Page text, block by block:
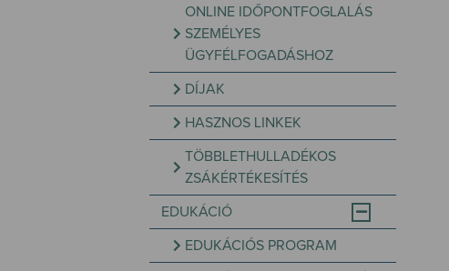
ONLINE IDŐPONTFOGLALÁS
SZEMÉLYES
ÜGYFÉLFOGADÁSHOZ
DÍJAK
HASZNOS LINKEK
TÖBBLETHULLADÉKOS
ZSÁKÉRTÉKESÍTÉS
EDUKÁCIÓ
EDUKÁCIÓS PROGRAM